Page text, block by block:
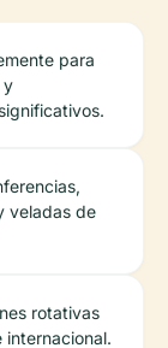
para
y
veladas de
rotativas